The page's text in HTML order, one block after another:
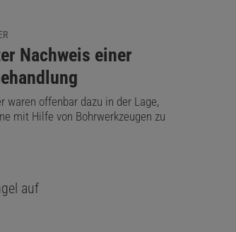
Nachweis einer
waren offenbar dazu in der Lage,
mit Hilfe von Bohrwerkzeugen zu
auf